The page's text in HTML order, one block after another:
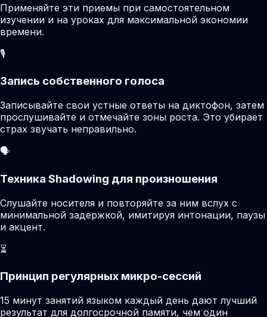
Применяйте эти приемы при самостоятельном
изучении и на уроках для максимальной экономии
времени.
🎙️
Запись собственного голоса
Записывайте свои устные ответы на диктофон, затем
прослушивайте и отмечайте зоны роста. Это убирает
страх звучать неправильно.
🗣️
Техника Shadowing для произношения
Слушайте носителя и повторяйте за ним вслух с
минимальной задержкой, имитируя интонации, паузы
и акцент.
⏳
Принцип регулярных микро-сессий
15 минут занятий языком каждый день дают лучший
результат для долгосрочной памяти, чем один